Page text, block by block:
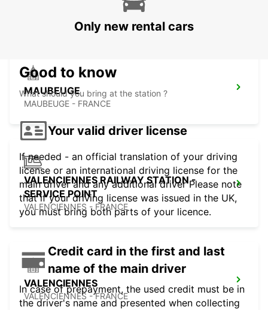
MAUBEUGE
MAUBEUGE - FRANCE
VALENCIENNES RAILWAY STATION -
SERVICE POINT
VALENCIENNES - FRANCE
VALENCIENNES
VALENCIENNES - FRANCE
Only new rental cars
Good to know
What should you bring at the station ?
Your valid driver license
If needed - an official translation of your driving
license or an international driving license for the
main driver and any additional driver Please note
that if your driving license was issued in the UK,
you must bring both parts of your licence.
Credit card in the first and last
name of the main driver
In case of prepayment, the used credit must be in
the driver's name and presented when collecting